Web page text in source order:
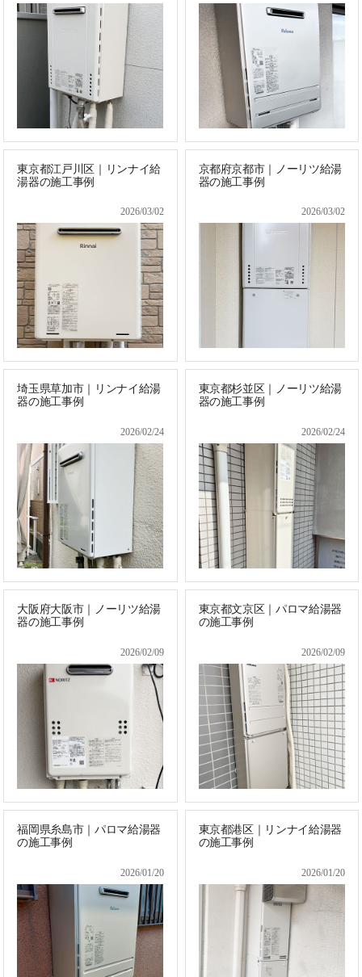
東京都江戸川区｜リンナイ給
湯器の施工事例
2026/03/02
京都府京都市｜ノーリツ給湯
器の施工事例
2026/03/02
埼玉県草加市｜リンナイ給湯
器の施工事例
2026/02/24
東京都杉並区｜ノーリツ給湯
器の施工事例
2026/02/24
大阪府大阪市｜ノーリツ給湯
器の施工事例
2026/02/09
東京都文京区｜パロマ給湯器
の施工事例
2026/02/09
福岡県糸島市｜パロマ給湯器
の施工事例
2026/01/20
東京都港区｜リンナイ給湯器
の施工事例
2026/01/20